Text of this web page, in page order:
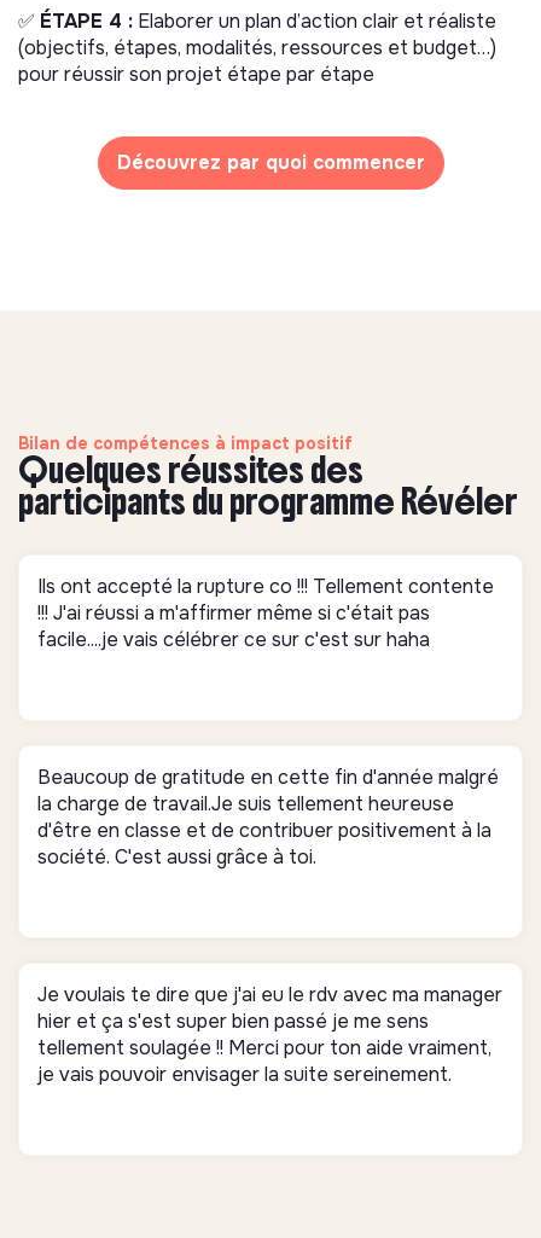
✅ ÉTAPE 4 : Elaborer un plan d’action clair et réaliste
(objectifs, étapes, modalités, ressources et budget…)
pour réussir son projet étape par étape
Découvrez par quoi commencer
Bilan de compétences à impact positif
Quelques réussites des
participants du programme Révéler
Ils ont accepté la rupture co !!! Tellement contente
!!! J'ai réussi a m'affirmer même si c'était pas
facile....je vais célébrer ce sur c'est sur haha
Beaucoup de gratitude en cette fin d'année malgré
la charge de travail.Je suis tellement heureuse
d'être en classe et de contribuer positivement à la
société. C'est aussi grâce à toi.
Je voulais te dire que j'ai eu le rdv avec ma manager
hier et ça s'est super bien passé je me sens
tellement soulagée !! Merci pour ton aide vraiment,
je vais pouvoir envisager la suite sereinement.